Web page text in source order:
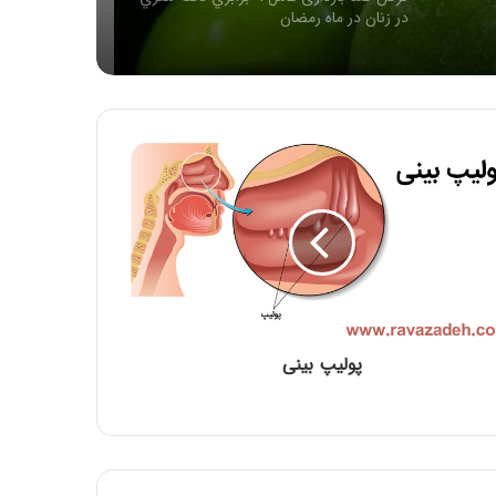
در زنان در ماه رمضان
روغن زیتون غذای معروف پیامبران
طرز تهیه شیرینی سنتی گوش فیل ویژه ماه
مبارک رمضان
افطار با آب یخ خیلی خطرناکه…
ماه مبارک رمضان تمرینی برای ترک عادت
پولیپ بینی